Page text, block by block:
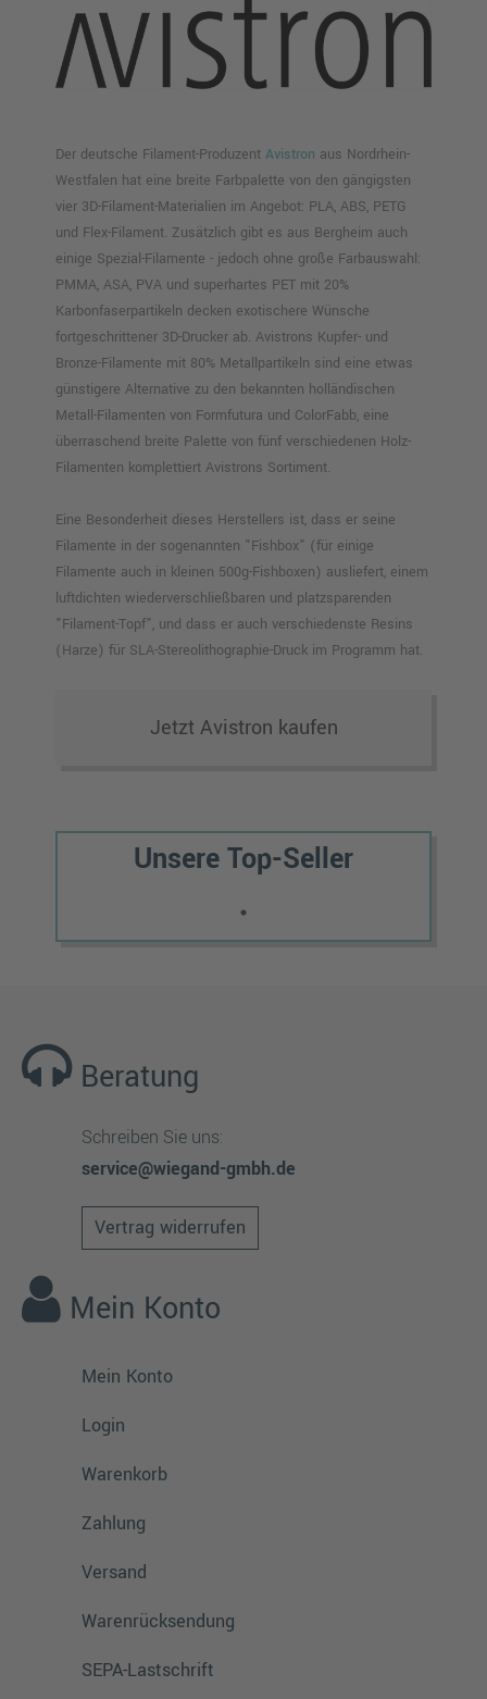
Der deutsche Filament-ProduzentAvistron aus Nordrhein-
Westfalen hat eine breite Farbpalette von den gängigsten
vier 3D-Filament-Materialien im Angebot: PLA, ABS, PETG
und Flex-Filament. Zusätzlich gibt es aus Bergheim auch
einige Spezial-Filamente - jedoch ohne große Farbauswahl:
PMMA, ASA, PVA und superhartes PET mit 20%
Karbonfaserpartikeln decken exotischere Wünsche
fortgeschrittener 3D-Drucker ab. Avistrons Kupfer- und
Bronze-Filamente mit 80% Metallpartikeln sind eine etwas
günstigere Alternative zu den bekannten holländischen
Metall-Filamenten von Formfutura und ColorFabb, eine
überraschend breite Palette von fünf verschiedenen Holz-
Filamenten komplettiert Avistrons Sortiment.
Eine Besonderheit dieses Herstellers ist, dass er seine
Filamente in der sogenannten "Fishbox" (für einige
Filamente auch in kleinen 500g-Fishboxen) ausliefert, einem
luftdichten wiederverschließbaren und platzsparenden
"Filament-Topf", und dass er auch verschiedenste Resins
(Harze) für SLA-Stereolithographie-Druck im Programm hat.
Jetzt Avistron kaufen
Unsere Top-Seller
Beratung
Schreiben Sie uns:
service@wiegand-gmbh.de
Vertrag widerrufen
Mein Konto
Mein Konto
Login
Warenkorb
Zahlung
Versand
Warenrücksendung
SEPA-Lastschrift